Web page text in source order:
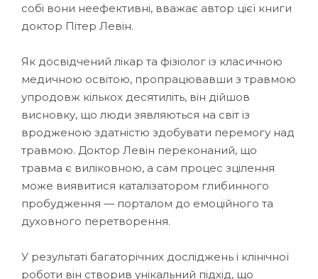
собі вони неефективні, вважає автор цієї книги
доктор Пітер Левін.
Як досвідчений лікар та фізіолог із класичною
медичною освітою, пропрацювавши з травмою
упродовж кількох десятиліть, він дійшов
висновку, що люди зявляються на світ із
вродженою здатністю здобувати перемогу над
травмою. Доктор Левін переконаний, що
травма є виліковною, а сам процес зцілення
може виявитися каталізатором глибинного
пробудження — порталом до емоційного та
духовного перетворення.
У результаті багаторічних досліджень і клінічної
роботи він створив унікальний підхід, що